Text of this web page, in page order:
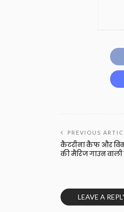
PREVIOUS
कैटरीना कैफ और
की मैरिज गाउन वाली
LEAVE A